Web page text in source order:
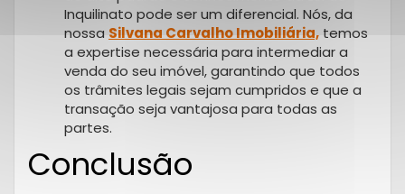
Inquilinato pode ser um diferencial. Nós, da
nossa Silvana Carvalho Imobiliária, temos
a expertise necessária para intermediar a
venda do seu imóvel, garantindo que todos
os trâmites legais sejam cumpridos e que a
transação seja vantajosa para todas as
partes.
Conclusão